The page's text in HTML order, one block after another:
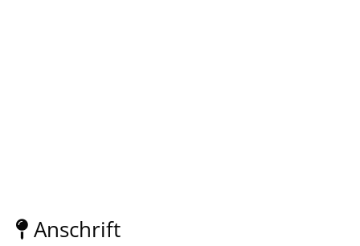
Anschrift